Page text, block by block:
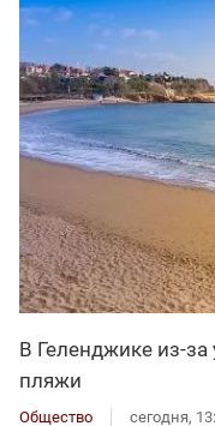
В Геленджике из-
пляжи
Общество сегодня,